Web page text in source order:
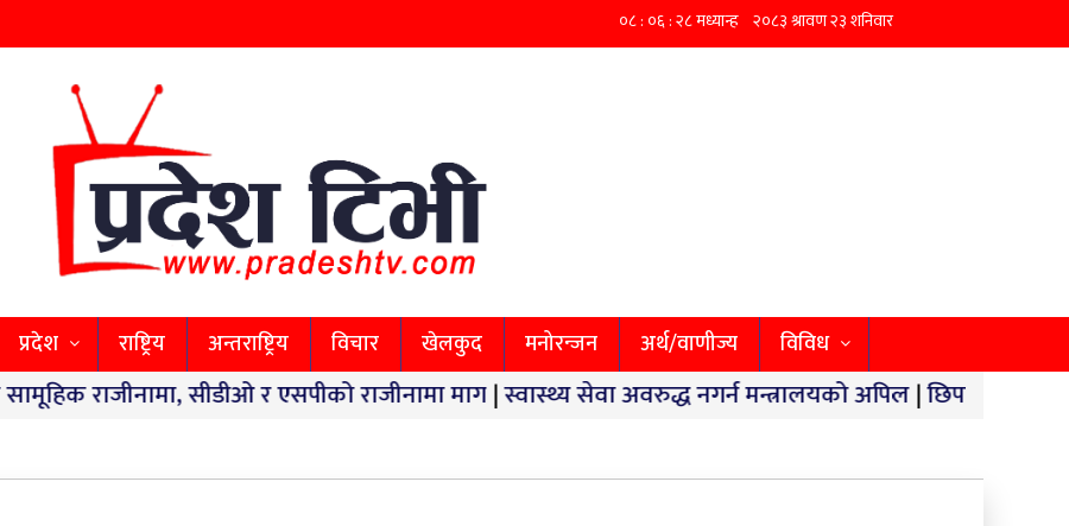
प्रदेश राष्ट्रिय अन्तराष्ट्रिय विचार खेलकुद मनोरन्जन अर्थ/वाणीज्य विविध
सीडीओ र एसपीको राजीनामा माग|स्वास्थ्य सेवा अवरुद्ध नगर्न मन्त्रालयको अपिल|छिपहरमाईमा १४० किलो